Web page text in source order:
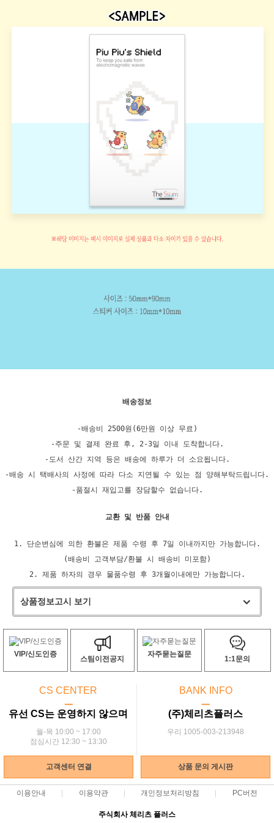
배송정보
-배송비 2500원(6만원 이상 무료)
-주문 및 결제 완료 후, 2-3일 이내 도착합니다.
-도서 산간 지역 등은 배송에 하루가 더 소요됩니다.
-배송 시 택배사의 사정에 따라 다소 지연될 수 있는 점 양해부탁드립니다.
-품절시 재입고를 장담할수 없습니다.
교환 및 반품 안내
1. 단순변심에 의한 환불은 제품 수령 후 7일 이내까지만 가능합니다.
(배송비 고객부담/환불 시 배송비 미포함)
2. 제품 하자의 경우 물품수령 후 3개월이내에만 가능합니다.
상품정보고시 보기
VIP/신도인증
스팀이전공지
자주묻는질문
1:1문의
CS CENTER
ㅡ
유선 CS는 운영하지 않으며
월-목 10:00 ~ 17:00
점심시간 12:30 ~ 13:30
BANK INFO
ㅡ
(주)체리츠플러스
우리 1005-003-213948
고객센터 연결 상품 문의 게시판
이용안내 이용약관 개인정보처리방침 PC버전
주식회사 체리츠 플러스